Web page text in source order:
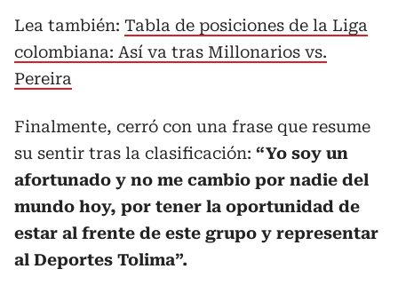
Lea también: Tabla de posiciones de la Liga
colombiana: Así va tras Millonarios vs.
Pereira
Finalmente, cerró con una frase que resume
su sentir tras la clasificación: “Yo soy un
afortunado y no me cambio por nadie del
mundo hoy, por tener la oportunidad de
estar al frente de este grupo y representar
al Deportes Tolima”.